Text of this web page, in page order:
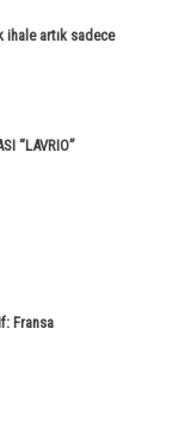
ihale artık sadece
“LAVRIO”
Fransa